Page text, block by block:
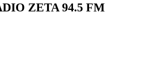
ZETA 94.5 FM